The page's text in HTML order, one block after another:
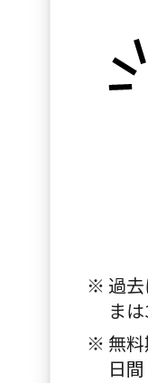
※ 過去
ま
※ 無料
日間